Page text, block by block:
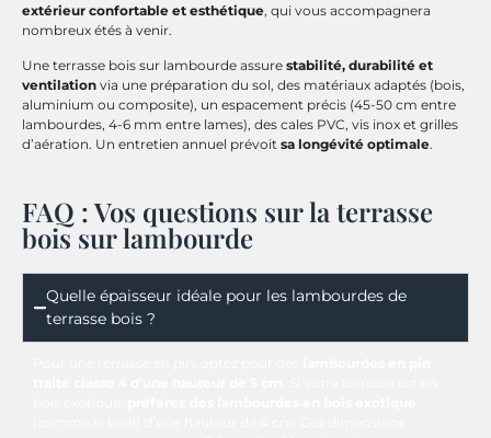
extérieur confortable et esthétique, qui vous accompagnera
nombreux étés à venir.
Une terrasse bois sur lambourde assure stabilité, durabilité et
ventilation via une préparation du sol, des matériaux adaptés (bois,
aluminium ou composite), un espacement précis (45-50 cm entre
lambourdes, 4-6 mm entre lames), des cales PVC, vis inox et grilles
d’aération. Un entretien annuel prévoit sa longévité optimale.
FAQ : Vos questions sur la terrasse
bois sur lambourde
Quelle épaisseur idéale pour les lambourdes de
terrasse bois ?